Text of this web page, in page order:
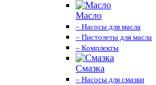
Масло
– Насосы для масла
– Пистолеты для масла
– Комплекты
Смазка
– Насосы для смазки